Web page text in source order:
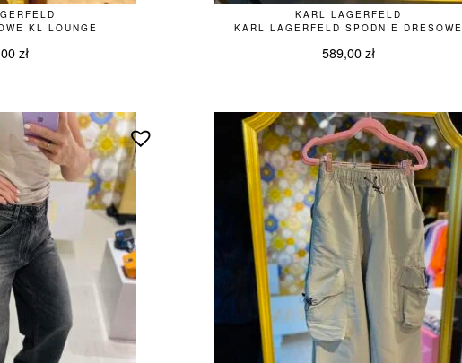
KL LOUNGE
zł
KARL LAGERFELD
KARL LAGERFELD SPODNIE DRESOWE
589,00zł